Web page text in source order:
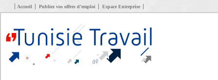
Accueil Publiez vos offres d’emploi Espace Entreprise